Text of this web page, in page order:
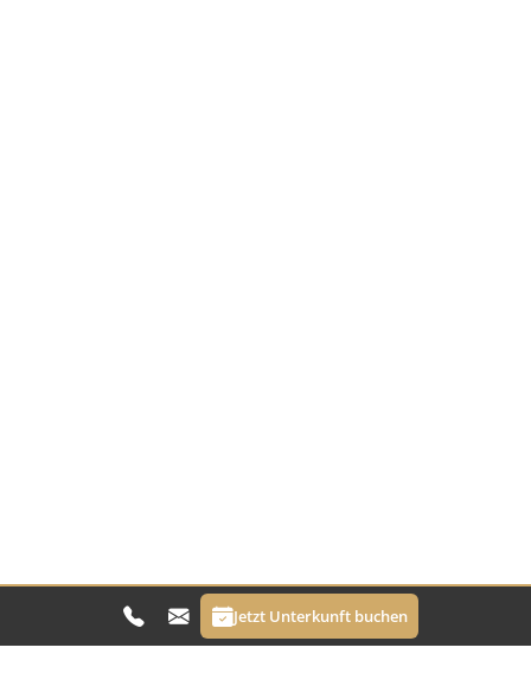
Jetzt Unterkunft buchen